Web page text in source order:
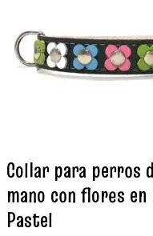
Collar para perros
mano con flores
Pastel